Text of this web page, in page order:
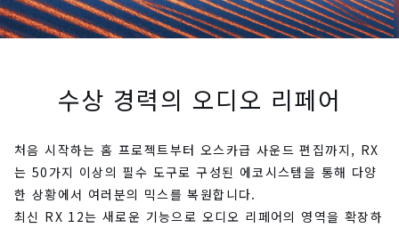
수상 경력의 오디오 리페어
처음 시작하는 홈 프로젝트부터 오스카급 사운드 편집까지, RX
는 50가지 이상의 필수 도구로 구성된 에코시스템을 통해 다양
한 상황에서 여러분의 믹스를 복원합니다.
최신 RX 12는 새로운 기능으로 오디오 리페어의 영역을 확장하